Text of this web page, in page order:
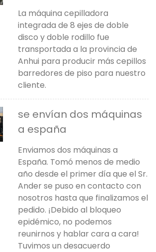
y doble rodillo de 8 ejes
fue transportada a Anhui,
China
La máquina cepilladora
integrada de 8 ejes de doble
disco y doble rodillo fue
transportada a la provincia de
Anhui para producir más cepillos
barredores de piso para nuestro
cliente.
se envían dos máquinas
a españa
Enviamos dos máquinas a
España. Tomó menos de medio
año desde el primer día que el Sr.
Ander se puso en contacto con
nosotros hasta que finalizamos el
pedido. ¡Debido al bloqueo
epidémico, no podemos
reunirnos y hablar cara a cara!
Tuvimos un desacuerdo